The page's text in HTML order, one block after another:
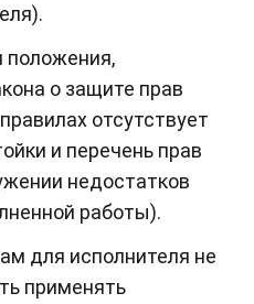
положения,
о защите прав
отсутствует
и перечень прав
недостатков
работы).
для исполнителя не
применять